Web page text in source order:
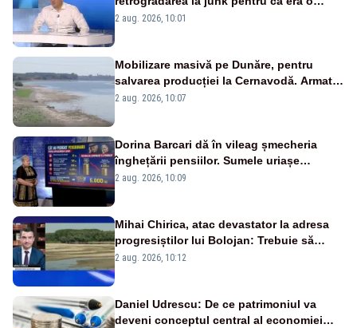
catastrofă pentru bănci și fondurile de
2 aug. 2026, 10:01
Mobilizare masivă pe Dunăre, pentru
salvarea producției la Cernavodă. Armata
va detona o stâncă și va devia apa
2 aug. 2026, 10:07
Dorina Barcari dă în vileag șmecheria
înghețării pensiilor. Sumele uriașe
pierdute de fiecare român
2 aug. 2026, 10:09
Mihai Chirica, atac devastator la adresa
progresiștilor lui Bolojan: Trebuie să
protejăm și natura, dar nu șținem omaneii
2 aug. 2026, 10:12
Daniel Udrescu: De ce patrimoniul va
deveni conceptul central al economiei